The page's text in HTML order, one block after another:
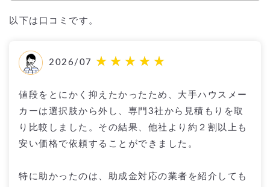
以下は口コミです。
2026/07
値段をとにかく抑えたかったため、大手ハウスメー
カーは選択肢から外し、専門3社から見積もりを取
り比較しました。その結果、他社より約２割以上も
安い価格で依頼することができました。
特に助かったのは、助成金対応の業者を紹介しても